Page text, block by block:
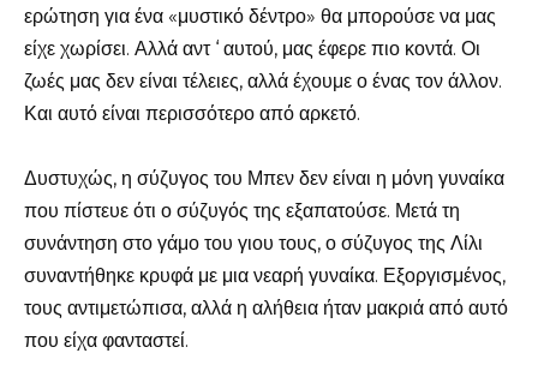
ερώτηση για ένα «μυστικό δέντρο» θα μπορούσε να μας
είχε χωρίσει. Αλλά αντ ‘ αυτού, μας έφερε πιο κοντά. Οι
ζωές μας δεν είναι τέλειες, αλλά έχουμε ο ένας τον άλλον.
Και αυτό είναι περισσότερο από αρκετό.
Δυστυχώς, η σύζυγος του Μπεν δεν είναι η μόνη γυναίκα
που πίστευε ότι ο σύζυγός της εξαπατούσε. Μετά τη
συνάντηση στο γάμο του γιου τους, ο σύζυγος της Λίλι
συναντήθηκε κρυφά με μια νεαρή γυναίκα. Εξοργισμένος,
τους αντιμετώπισα, αλλά η αλήθεια ήταν μακριά από αυτό
που είχα φανταστεί.